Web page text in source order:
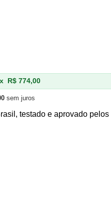
R$ 774,00
sem juros
testado e aprovado pelos